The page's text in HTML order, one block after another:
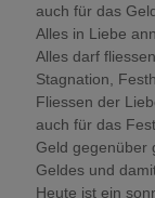
auch für das
Alles in Liebe
Alles darf
Stagnation,
Fliessen der
auch für das
Geld gegenüber
Geldes und
Heute ist ein